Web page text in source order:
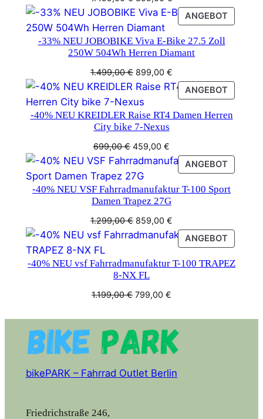
Preis
war:
1.499,00 €
Preis
ist:
899,00 €.
ANGEBOT
IM
-33% NEU JOBOBIKE Viva E-Bike 27.5 Zoll
250W 504Wh Herren Diamant
1.499,00€ Ursprünglicher
Preis
war:
1.499,00 €
899,00 €
Preis
ist:
899,00 €.
ANGEBOT
IM
-40% NEU KREIDLER Raise RT4 Damen Herren
City bike 7-Nexus
699,00€ Ursprünglicher
Preis
war:
699,00 €
459,00 €
Preis
ist:
459,00 €.
ANGEBOT
IM
-40% NEU VSF Fahrradmanufaktur T-100 Sport
Damen Trapez 27G
1.299,00€ Ursprünglicher
Preis
1.299,00 €
859,00 €
Preis
ist:
859,00 €.
ANGEBOT
IM
-40% NEU vsf Fahrradmanufaktur T-100 TRAPEZ
8-NX FL
1.199,00€ Ursprünglicher
war:
1.199,00 €
799,00 €
ist:
799,00 €.
bikePARK – Fahrrad Outlet Berlin
Friedrichstraße 246,